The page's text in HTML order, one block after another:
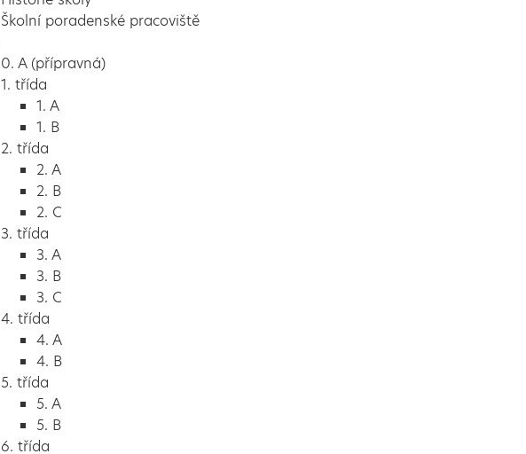
Školní poradenské pracoviště
0. A (přípravná)
1. třída
1. A
1. B
2. třída
2. A
2. B
2. C
3. třída
3. A
3. B
3. C
4. třída
4. A
4. B
5. třída
5. A
5. B
6. třída